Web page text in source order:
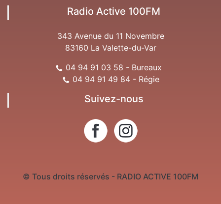
Radio Active 100FM
343 Avenue du 11 Novembre
83160 La Valette-du-Var
04 94 91 03 58 - Bureaux
04 94 91 49 84 - Régie
Suivez-nous
© Tous droits réservés - RADIO ACTIVE 100FM